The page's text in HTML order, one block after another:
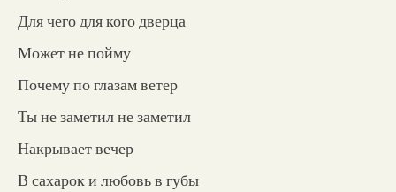
Для чего для кого дверца
Может не пойму
Почему по глазам ветер
Ты не заметил не заметил
Накрывает вечер
В сахарок и любовь в губы